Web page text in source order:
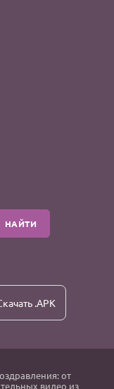
НАЙТИ
.APK
от
видео из